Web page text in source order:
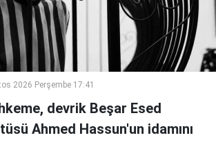
2026 Perşembe 17:41
devrik Beşar Esed
Ahmed Hassun'un idamını